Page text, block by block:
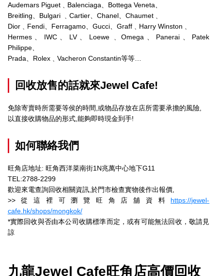
Audemars Piguet﹑Balenciaga、Bottega Veneta、
Breitling、Bulgari ﹑Cartier、Chanel、Chaumet﹑
Dior﹑Fendi、Ferragamo、Gucci、Graff﹑Harry Winston﹑
Hermes、IWC、LV、Loewe﹑Omega、Panerai、Patek
Philippe、
Prada、Rolex﹑Vacheron Constantin等等…
回收放售的話就來Jewel Cafe!
免除寄賣時所需要等侯的時間,或物品存放在店所需要承擔的風險,
以直接收購物品的形式,能夠即時現金到手!
如何聯絡我們
旺角店地址: 旺角西洋菜南街1N兆萬中心地下G11
TEL:2788-2299
歡迎來電查詢回收相關資訊,於門市檢查實物後作出報價,
>>從這裡可瀏覽旺角店舖資料 https://jewel-
cafe.hk/shops/mongkok/
*實際回收與否由本公司收購標準而定，或有可能無法回收，敬請見
諒
九龍Jewel Cafe旺角店高價回收